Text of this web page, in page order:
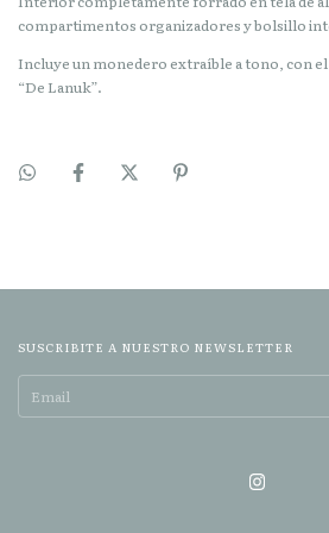
compartimentos organizadores y bolsillo
Incluye un monedero extraíble a tono, con
“De Lanuk”.
SUSCRIBITE A NUESTRO NEWSLETTER